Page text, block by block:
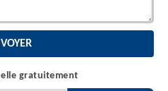
gratuitement